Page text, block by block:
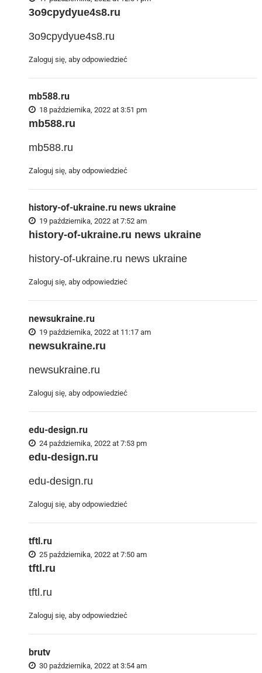
3o9cpydyue4s8.ru
3o9cpydyue4s8.ru
Zaloguj się, aby odpowiedzieć
mb588.ru
18 października, 2022 at 3:51 pm
mb588.ru
mb588.ru
Zaloguj się, aby odpowiedzieć
history-of-ukraine.ru news ukraine
19 października, 2022 at 7:52 am
history-of-ukraine.ru news ukraine
history-of-ukraine.ru news ukraine
Zaloguj się, aby odpowiedzieć
newsukraine.ru
19 października, 2022 at 11:17 am
newsukraine.ru
newsukraine.ru
Zaloguj się, aby odpowiedzieć
edu-design.ru
24 października, 2022 at 7:53 pm
edu-design.ru
edu-design.ru
Zaloguj się, aby odpowiedzieć
tftl.ru
25 października, 2022 at 7:50 am
tftl.ru
tftl.ru
Zaloguj się, aby odpowiedzieć
brutv
30 października, 2022 at 3:54 am